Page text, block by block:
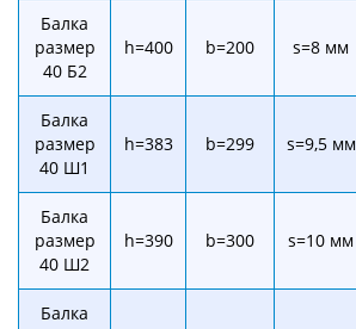
Балка
размер
40 Б2
h=400 b=200 s=8 мм
Балка
размер
40 Ш1
h=383 b=299 s=9,5 мм
Балка
размер
40 Ш2
h=390 b=300 s=10 мм
Балка